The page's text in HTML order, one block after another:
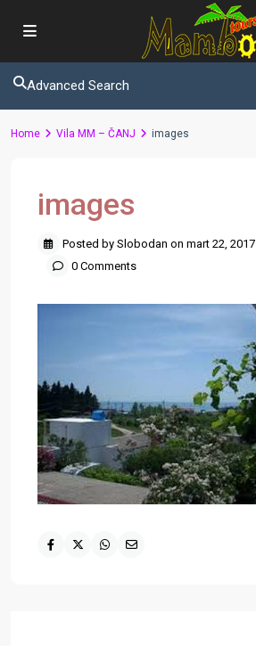
Advanced Search
Home Vila MM – ČANJ images
images
Posted by Slobodan on mart 22, 2017
0 Comments